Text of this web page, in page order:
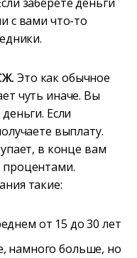
с вами что-то
Это как обычное
чуть иначе. Вы
Если
выплату.
в конце вам
процентами.
такие:
от 15 до 30 лет
намного больше, но